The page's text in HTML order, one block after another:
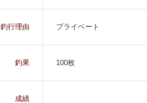
釣行理由 プライベート
釣果 100枚
成績